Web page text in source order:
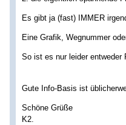
Es gibt ja (fast) IMMER
Eine Grafik, Wegnummer
So ist es nur leider entweder
Gute Info-Basis ist
Schöne Grüße
K2.